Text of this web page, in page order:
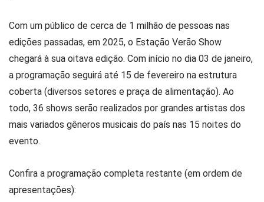
Com um público de cerca de 1 milhão de pessoas nas
edições passadas, em 2025, o Estação Verão Show
chegará à sua oitava edição. Com início no dia 03 de janeiro,
a programação seguirá até 15 de fevereiro na estrutura
coberta (diversos setores e praça de alimentação). Ao
todo, 36 shows serão realizados por grandes artistas dos
mais variados gêneros musicais do país nas 15 noites do
evento.
Confira a programação completa restante (em ordem de
apresentações):